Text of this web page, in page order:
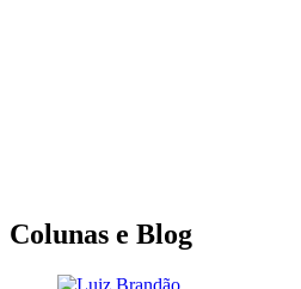
Colunas e Blog